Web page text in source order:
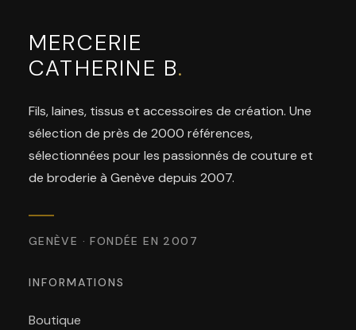
MERCERIE
CATHERINE B.
Fils, laines, tissus et accessoires de création. Une
sélection de près de 2000 références,
sélectionnées pour les passionnés de couture et
de broderie à Genève depuis 2007.
GENÈVE · FONDÉE EN 2007
INFORMATIONS
Boutique